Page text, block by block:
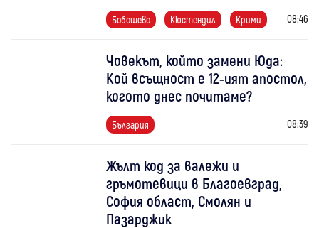
Бобошево Кюстендил Крими 08:46
Човекът, който замени Юда:
Кой всъщност е 12-ият апостол,
когото днес почитаме?
България 08:39
Жълт код за валежи и
гръмотевици в Благоевград,
София област, Смолян и
Пазарджик